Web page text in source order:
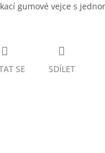
gumové vejce s
SE SDÍLET